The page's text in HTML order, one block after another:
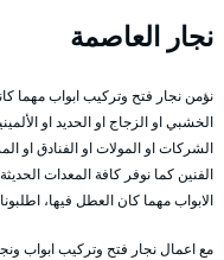
نجار العاصمة
نؤمن نجار فتح وتركيب ابواب مهما
الخشبي او الزجاج او الحديد او
الشركات او المولات او الفنادق او
الفنين كما نوفر كافة المعدات
الابواب مهما كان العطل فيها،
مع اعمال نجار فتح وتركيب ابواب